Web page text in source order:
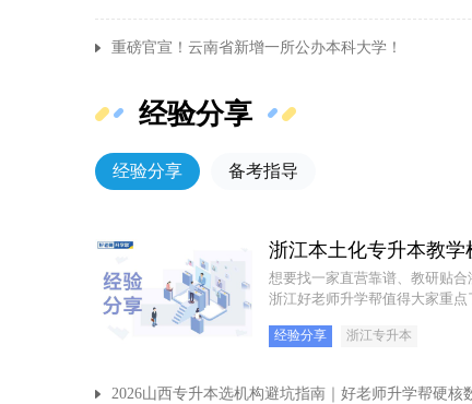
重磅官宣！云南省新增一所公办本科大学！
经验分享
经验分享 备考指导
想要找一家直营靠谱、教研贴合
浙江好老师升学帮值得大家重点
经验分享 浙江专升本
2026山西专升本选机构避坑指南｜好老师升学帮硬核